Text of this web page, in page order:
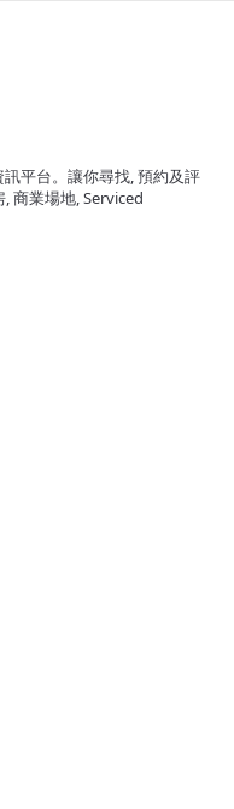
平台。讓你尋找, 預約及評
商業場地, Serviced